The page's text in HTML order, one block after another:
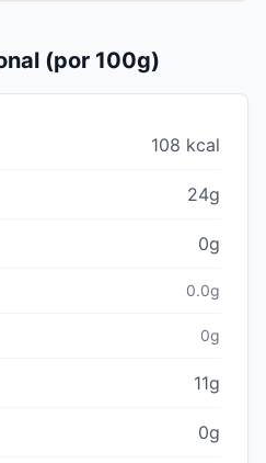
(por 100g)
108 kcal
24g
0g
0.0g
0g
11g
0g